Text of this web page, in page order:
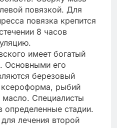
повязкой. Для
повязка крепится
8 часов
имеет богатый
Основными его
березовый
ксероформа, рыбий
Специалисты
определенные стадии.
лечения второй